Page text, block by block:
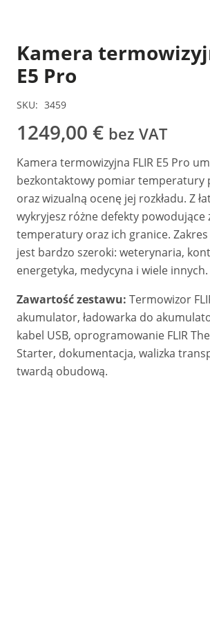
Kamera
E5 Pro
SKU: 3459
1249,00 € bez VAT
Kamera termowizyjna FLIR E5 Pro
bezkontaktowy pomiar temperatury
oraz wizualną ocenę jej rozkładu. Z
wykryjesz różne defekty powodujące
temperatury oraz ich granice.
jest bardzo szeroki: weterynaria,
energetyka, medycyna i wiele innych.
Zawartość zestawu: Termowizor
akumulator, ładowarka do
kabel USB, oprogramowanie FLIR
Starter, dokumentacja, walizka
twardą obudową.